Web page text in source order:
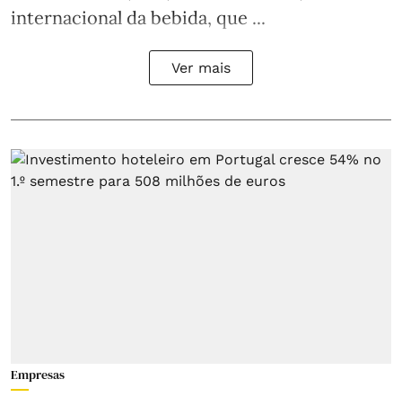
internacional da bebida, que ...
Ver mais
Empresas